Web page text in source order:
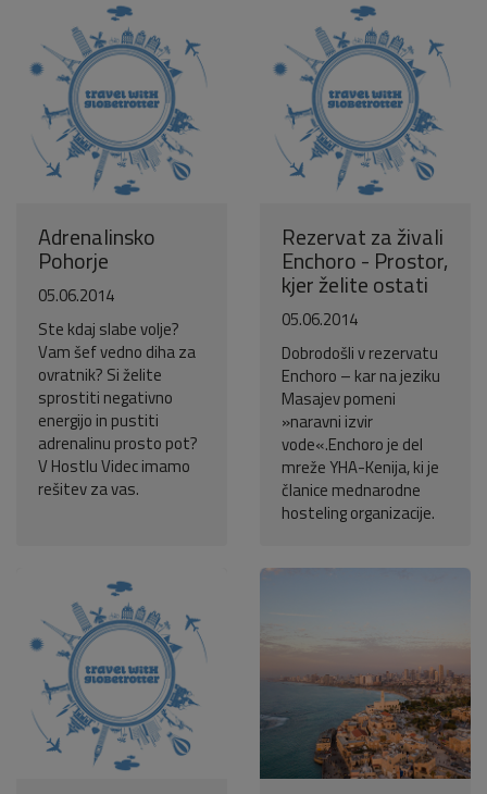
Adrenalinsko
Pohorje
05.06.2014
Ste kdaj slabe volje?
Vam šef vedno diha za
ovratnik? Si želite
sprostiti negativno
energijo in pustiti
adrenalinu prosto pot?
V Hostlu Videc imamo
rešitev za vas.
Rezervat za živali
Enchoro - Prostor,
kjer želite ostati
05.06.2014
Dobrodošli v rezervatu
Enchoro – kar na jeziku
Masajev pomeni
»naravni izvir
vode«.Enchoro je del
mreže YHA-Kenija, ki je
članice mednarodne
hosteling organizacije.